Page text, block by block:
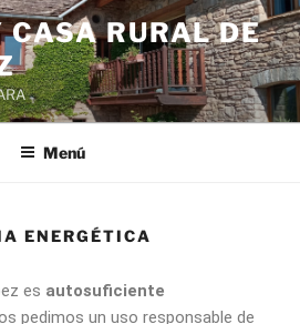
CASA RURAL DE
Menú
ENERGÉTICA
es autosuficiente
pedimos un uso responsable de